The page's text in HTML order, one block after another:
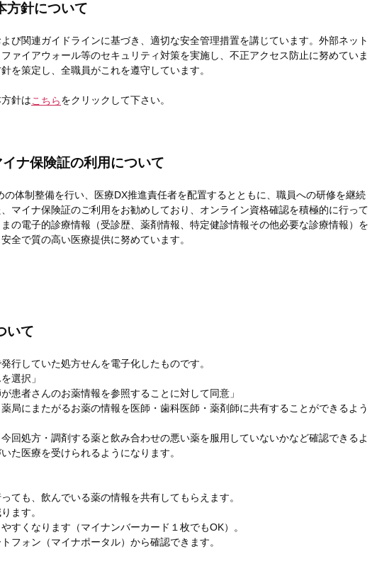
方針について
び関連ガイドラインに基づき、適切な安全管理措置を講じています。外部ネット
ァイアウォール等のセキュリティ対策を実施し、不正アクセス防止に努めていま
を策定し、全職員がこれを遵守しています。
針はこちらをクリックして下さい。
ナ保険証の利用について
の体制整備を行い、医療DX推進責任者を配置するとともに、職員への研修を継続
マイナ保険証のご利用をお勧めしており、オンライン資格確認を積極的に行って
の電子的診療情報（受診歴、薬剤情報、特定健診情報その他必要な診療情報）を
全で質の高い医療提供に努めています。
いて
行していた処方せんを電子化したものです。
選択」
患者さんのお薬情報を参照することに対して同意」
局にまたがるお薬の情報を医師・歯科医師・薬剤師に共有することができるよう
回処方・調剤する薬と飲み合わせの悪い薬を服用していないかなど確認できるよ
た医療を受けられるようになります。
ても、飲んでいる薬の情報を共有してもらえます。
ます。
すくなります（マイナンバーカード１枚でもOK）。
フォン（マイナポータル）から確認できます。